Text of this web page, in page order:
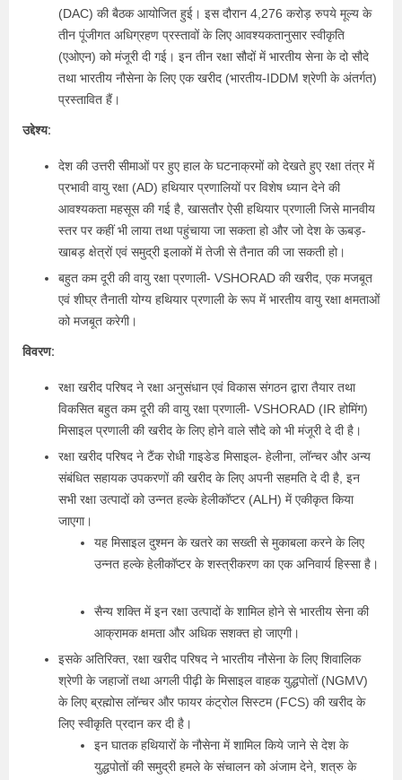
(DAC) की बैठक आयोजित हुई। इस दौरान 4,276 करोड़ रुपये मूल्य के
तीन पूंजीगत अधिग्रहण प्रस्तावों के लिए आवश्यकतानुसार स्वीकृति
(एओएन) को मंजूरी दी गई। इन तीन रक्षा सौदों में भारतीय सेना के दो सौदे
तथा भारतीय नौसेना के लिए एक खरीद (भारतीय-IDDM श्रेणी के अंतर्गत)
प्रस्तावित हैं।
उद्देश्य:
देश की उत्तरी सीमाओं पर हुए हाल के घटनाक्रमों को देखते हुए रक्षा तंत्र में
प्रभावी वायु रक्षा (AD) हथियार प्रणालियों पर विशेष ध्यान देने की
आवश्यकता महसूस की गई है, खासतौर ऐसी हथियार प्रणाली जिसे मानवीय
स्तर पर कहीं भी लाया तथा पहुंचाया जा सकता हो और जो देश के ऊबड़-
खाबड़ क्षेत्रों एवं समुद्री इलाकों में तेजी से तैनात की जा सकती हो।
बहुत कम दूरी की वायु रक्षा प्रणाली- VSHORAD की खरीद, एक मजबूत
एवं शीघ्र तैनाती योग्य हथियार प्रणाली के रूप में भारतीय वायु रक्षा क्षमताओं
को मजबूत करेगी।
विवरण:
रक्षा खरीद परिषद ने रक्षा अनुसंधान एवं विकास संगठन द्वारा तैयार तथा
विकसित बहुत कम दूरी की वायु रक्षा प्रणाली- VSHORAD (IR होमिंग)
मिसाइल प्रणाली की खरीद के लिए होने वाले सौदे को भी मंजूरी दे दी है।
रक्षा खरीद परिषद ने टैंक रोधी गाइडेड मिसाइल- हेलीना, लॉन्चर और अन्य
संबंधित सहायक उपकरणों की खरीद के लिए अपनी सहमति दे दी है, इन
सभी रक्षा उत्पादों को उन्नत हल्के हेलीकॉप्टर (ALH) में एकीकृत किया
जाएगा।
यह मिसाइल दुश्मन के खतरे का सख्ती से मुकाबला करने के लिए
उन्नत हल्के हेलीकॉप्टर के शस्त्रीकरण का एक अनिवार्य हिस्सा है।
सैन्य शक्ति में इन रक्षा उत्पादों के शामिल होने से भारतीय सेना की
आक्रामक क्षमता और अधिक सशक्त हो जाएगी।
इसके अतिरिक्त, रक्षा खरीद परिषद ने भारतीय नौसेना के लिए शिवालिक
श्रेणी के जहाजों तथा अगली पीढ़ी के मिसाइल वाहक युद्धपोतों (NGMV)
के लिए ब्रह्मोस लॉन्चर और फायर कंट्रोल सिस्टम (FCS) की खरीद के
लिए स्वीकृति प्रदान कर दी है।
इन घातक हथियारों के नौसेना में शामिल किये जाने से देश के
युद्धपोतों की समुद्री हमले के संचालन को अंजाम देने, शत्रु के